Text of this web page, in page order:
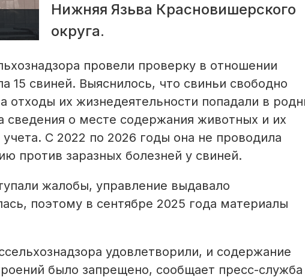
Нижняя Язьва Красновишерского
округа.
провели проверку в отношении
15 свиней. Выяснилось, что свиньи свободно
отходы их жизнедеятельности попадали в
о месте содержания животных и их
С 2022 по 2026 годы она не проводила
против заразных болезней у свиней.
жалобы, управление выдавало
поэтому в сентябре 2025 года материалы
удовлетворили, и содержание
было запрещено, сообщает пресс-служба